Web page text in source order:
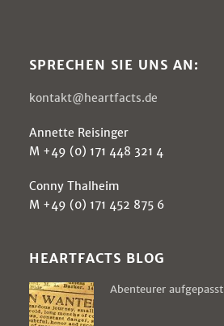
SPRECHEN SIE UNS AN:
kontakt@heartfacts.de
Annette Reisinger
M +49 (0) 171 448 321 4
Conny Thalheim
M +49 (0) 171 452 875 6
HEARTFACTS BLOG
Abenteurer aufgepasst